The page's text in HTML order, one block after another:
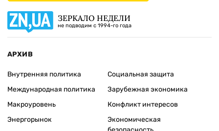
ЗЕРКАЛО НЕДЕЛИ
не подводим с 1994-го года
АРХИВ
Внутренняя политика
Международная политика
Макроуровень
Энергорынок
Социальная защита
Зарубежная экономика
Конфликт интересов
Экономическая